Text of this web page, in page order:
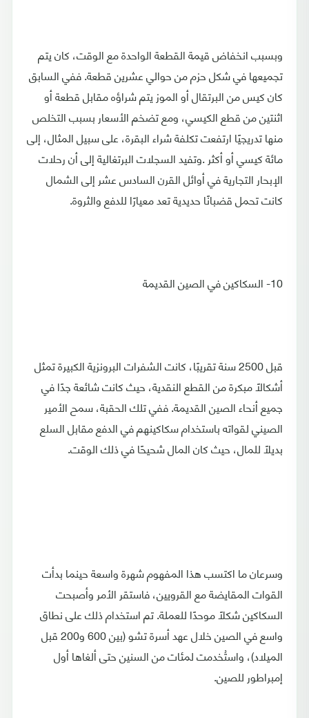
وبسبب انخفاض قيمة القطعة الواحدة مع الوقت، كان يتم
تجميعها في شكل حزم من حوالي عشرين قطعة. ففي السابق
كان كيس من البرتقال أو الموز يتم شراؤه مقابل قطعة أو
اثنتين من قطع الكيسي، ومع تضخم الأسعار بسبب التخلص
منها تدريجيًا ارتفعت تكلفة شراء البقرة، على سبيل المثال، إلى
مائة كيسي أو أكثر .وتفيد السجلات البرتغالية إلى أن رحلات
الإبحار التجارية في أوائل القرن السادس عشر إلى الشمال
كانت تحمل قضبانًا حديدية تعد معيارًا للدفع والثروة.
10- السكاكين في الصين القديمة
قبل 2500 سنة تقريبًا، كانت الشفرات البرونزية الكبيرة تمثل
أشكالًا مبكرة من القطع النقدية، حيث كانت شائعة جدًا في
جميع أنحاء الصين القديمة. ففي تلك الحقبة، سمح الأمير
الصيني لقواته باستخدام سكاكينهم في الدفع مقابل السلع
بديلًا للمال، حيث كان المال شحيحًا في ذلك الوقت.
وسرعان ما اكتسب هذا المفهوم شهرة واسعة حينما بدأت
القوات المقايضة مع القرويين، فاستقر الأمر وأصبحت
السكاكين شكلًا موحدًا للعملة. تم استخدام ذلك على نطاق
واسع في الصين خلال عهد أسرة تشو (بين 600 و200 قبل
الميلاد)، واستُخدمت لمئات من السنين حتى ألغاها أول
إمبراطور للصين.